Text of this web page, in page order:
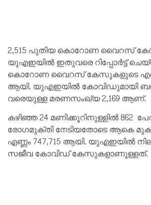
2,515 പുതിയ കൊറോണ വൈറസ്
യുഎഇയിൽ ഇതുവരെ റിപ്പോർട്ട്
കൊറോണ വൈറസ് കേസുകളുടെ എണ്ണം
ആയി. യുഎഇയിൽ കോവിഡുമായി
വരെയുള്ള മരണസംഖ്യ 2,169 ആണ്.
കഴിഞ്ഞ 24 മണിക്കൂറിനുള്ളിൽ 862
രോഗമുക്‌തി നേടിയതോടെ ആകെ
എണ്ണം 747,715 ആയി. യുഎഇയിൽ
സജീവ കോവിഡ് കേസുകളാണുള്ളത്.